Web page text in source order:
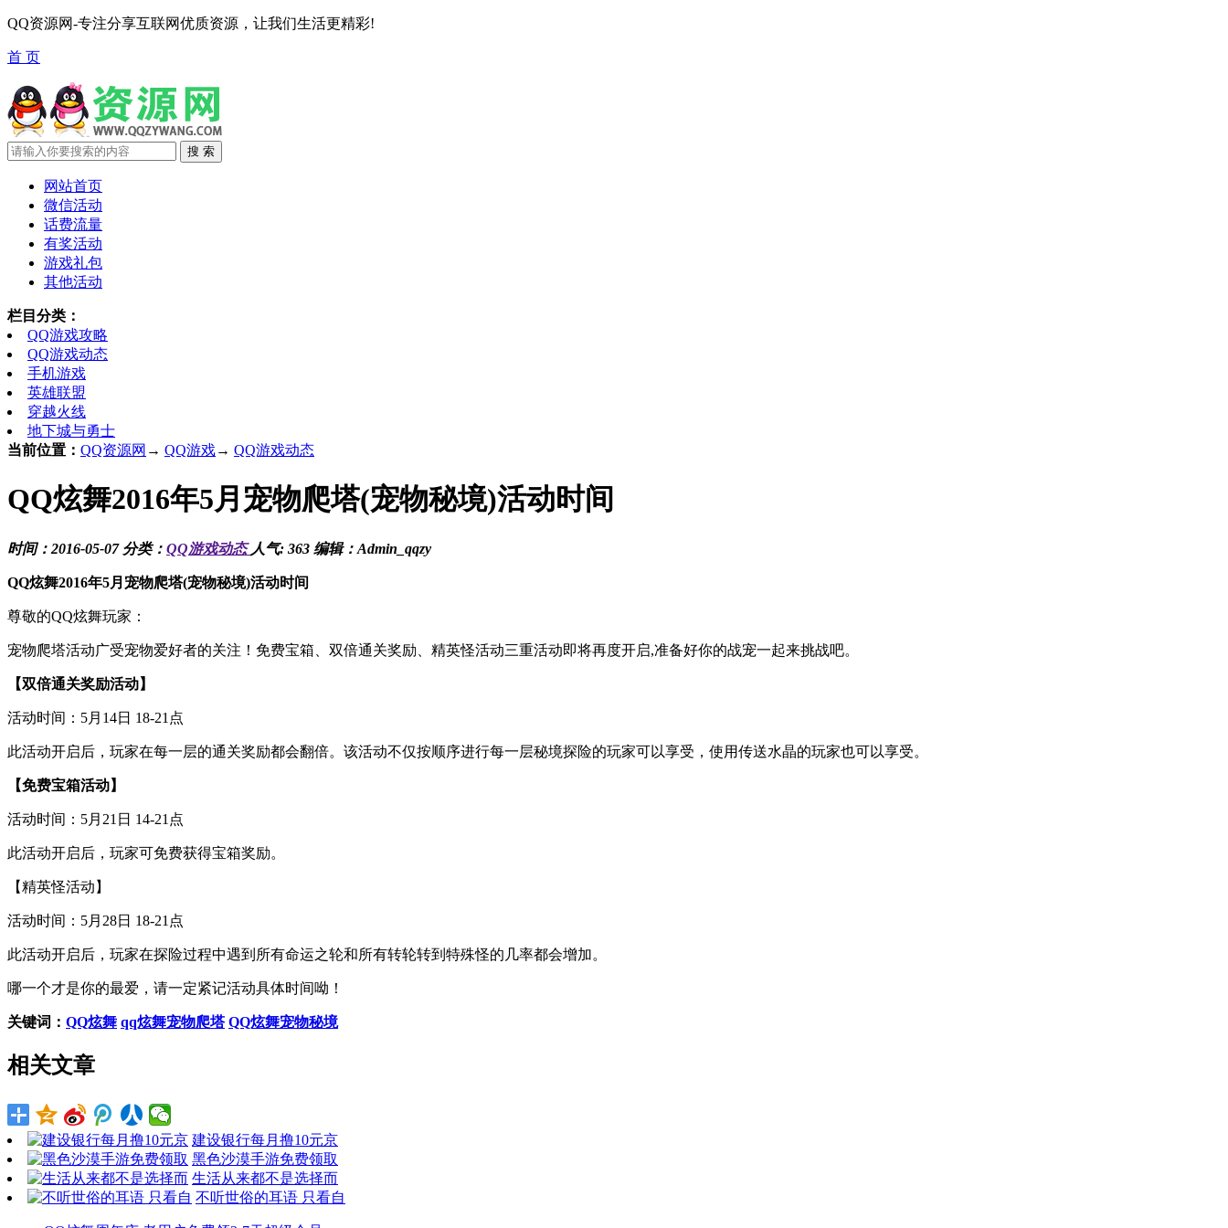
QQ资源网-专注分享互联网优质资源，让我们生活更精彩!
首 页
网站首页
微信活动
话费流量
有奖活动
游戏礼包
其他活动
栏目分类：
QQ游戏攻略
QQ游戏动态
手机游戏
英雄联盟
穿越火线
地下城与勇士
当前位置： QQ资源网 → QQ游戏→ QQ游戏动态
QQ炫舞2016年5月宠物爬塔(宠物秘境)活动时间
时间：2016-05-07 分类： QQ游戏动态 人气: 363 编辑：Admin_qqzy
QQ炫舞2016年5月宠物爬塔(宠物秘境)活动时间
尊敬的QQ炫舞玩家：
宠物爬塔活动广受宠物爱好者的关注！免费宝箱、双倍通关奖励、精英怪活动三重活动即将再度开启,准备好你的战宠一起来挑战吧。
【双倍通关奖励活动】
活动时间：5月14日 18-21点
此活动开启后，玩家在每一层的通关奖励都会翻倍。该活动不仅按顺序进行每一层秘境探险的玩家可以享受，使用传送水晶的玩家也可以享受。
【免费宝箱活动】
活动时间：5月21日 14-21点
此活动开启后，玩家可免费获得宝箱奖励。
【精英怪活动】
活动时间：5月28日 18-21点
此活动开启后，玩家在探险过程中遇到所有命运之轮和所有转轮转到特殊怪的几率都会增加。
哪一个才是你的最爱，请一定紧记活动具体时间呦！
关键词： QQ炫舞 qq炫舞宠物爬塔 QQ炫舞宠物秘境
相关文章
建设银行每月撸10元京
黑色沙漠手游免费领取
生活从来都不是选择而
不听世俗的耳语 只看自